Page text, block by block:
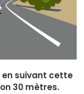
en suivant cette
30 mètres.